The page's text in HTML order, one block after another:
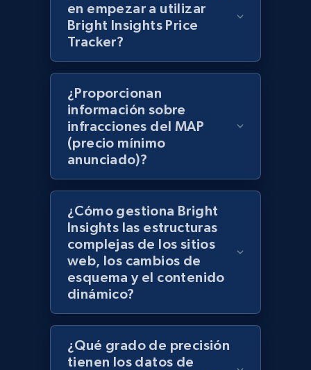
Best Buy products - Collect data on
products using specified keywords
Currency, Discount, Initial price, and more.
1.1K+
URL, Title, Rating, Reviews, Initial price, Final
price, Currency, Stock, and more.
991+ 165+ Comenzar ahora
Lazada - Products - Discover products by
keyword
en empezar a utilizar
Bright Insights Price
Tracker?
¿Proporcionan
información sobre
infracciones del MAP
(precio mínimo
anunciado)?
¿Cómo gestiona Bright
Insights las estructuras
complejas de los sitios
web, los cambios de
esquema y el contenido
dinámico?
¿Qué grado de precisión
tienen los datos de